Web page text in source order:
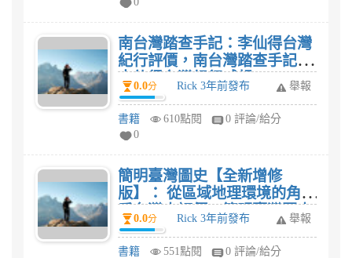
南台灣踏查手記：李仙得台灣
紀行評價，南台灣踏查手記：
李仙得台灣紀行感想?
0.0分 Rick 3年前發布 舉報
書籍 610點閱
0 評論/給分
0
簡明臺灣圖史【全新增修
版】： 從區域地理環境的角度
看台灣史評價，簡明臺灣圖史
【全新增修版】： 從區域地理
環境的角度看台灣史感想?
0.0分 Rick 3年前發布 舉報
書籍 551點閱
0 評論/給分